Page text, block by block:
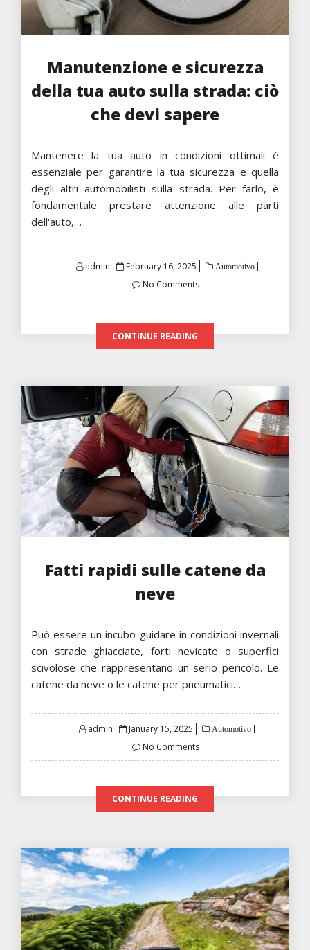
Manutenzione e sicurezza
della tua auto sulla strada: ciò
che devi sapere
Mantenere la tua auto in condizioni ottimali è
essenziale per garantire la tua sicurezza e quella
degli altri automobilisti sulla strada. Per farlo, è
fondamentale prestare attenzione alle parti
dell'auto,…
admin
Posted
February 16, 2025 Automotivo
No Comments
CONTINUE READING
Fatti rapidi sulle catene da
neve
Può essere un incubo guidare in condizioni invernali
con strade ghiacciate, forti nevicate o superfici
scivolose che rappresentano un serio pericolo. Le
catene da neve o le catene per pneumatici…
admin
Posted
January 15, 2025 Automotivo
No Comments
CONTINUE READING